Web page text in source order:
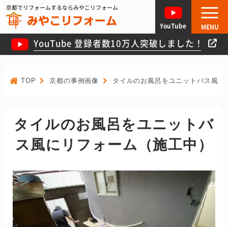
京都でリフォームするならみやこリフォーム
YouTube 登録者数10万人突破しました！
YouTube MENU
TOP 京都の事例画像 タイルのお風呂をユニットバス風
タイルのお風呂をユニットバ
ス風にリフォーム（施工中）